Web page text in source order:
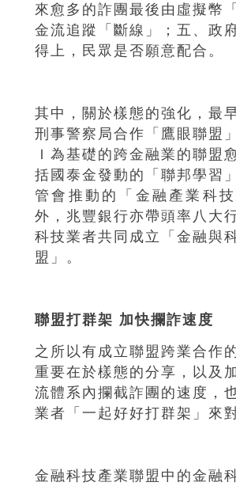
來愈多的詐團最後由虛擬幣
金流追蹤「斷線」；五、政
得上，民眾是否願意配合。
其中，關於樣態的強化，最
刑事警察局合作「鷹眼聯盟
Ｉ為基礎的跨金融業的聯盟
括國泰金發動的「聯邦學習
管會推動的「金融產業科
外，兆豐銀行亦帶頭率八大
科技業者共同成立「金融與
盟」。
聯盟打群架 加快攔詐速度
之所以有成立聯盟跨業合作
重要在於樣態的分享，以及
流體系內攔截詐團的速度，
業者「一起好好打群架」來
金融科技產業聯盟中的金融